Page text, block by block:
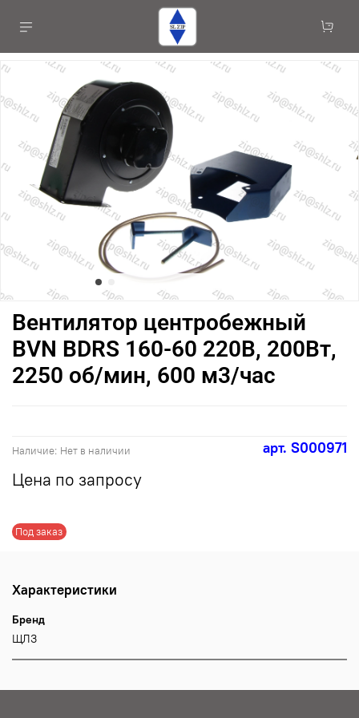
арт. S000971
Наличие: Нет в наличии
Под заказ
Вентилятор центробежный
BVN BDRS 160-60 220В, 200Вт,
2250 об/мин, 600 м3/час
Цена по запросу
Характеристики
Бренд
ЩЛЗ